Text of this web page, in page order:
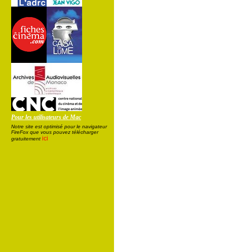
Pour les utilisateurs de Mac
Notre site est optimisé pour le navigateur
FireFox que vous pouvez télécharger
gratuitement ici